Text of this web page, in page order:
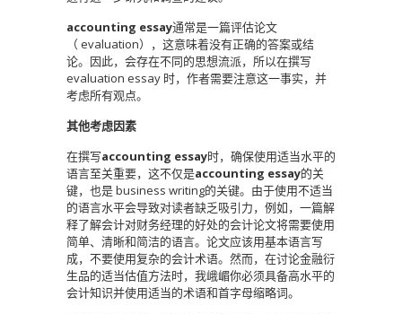
accounting essay通常是一篇评估论文
（ evaluation），这意味着没有正确的答案或结
论。因此，会存在不同的思想流派，所以在撰写
evaluation essay 时，作者需要注意这一事实，并
考虑所有观点。
其他考虑因素
在撰写accounting essay时，确保使用适当水平的
语言至关重要，这不仅是accounting essay的关
键，也是 business writing的关键。由于使用不适当
的语言水平会导致对读者缺乏吸引力，例如，一篇解
释了解会计对财务经理的好处的会计论文将需要使用
简单、清晰和简洁的语言。论文应该用基本语言写
成，不要使用复杂的会计术语。然而，在讨论金融衍
生品的适当估值方法时，我峨嵋你必须具备高水平的
会计知识并使用适当的术语和首字母缩略词。